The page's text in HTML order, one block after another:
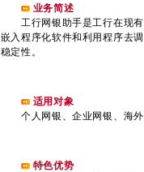
业务简述
工行网银助手是工行在现有
嵌入程序化软件和利用程序去
稳定性。
适用对象
个人网银、企业网银、海外
特色优势